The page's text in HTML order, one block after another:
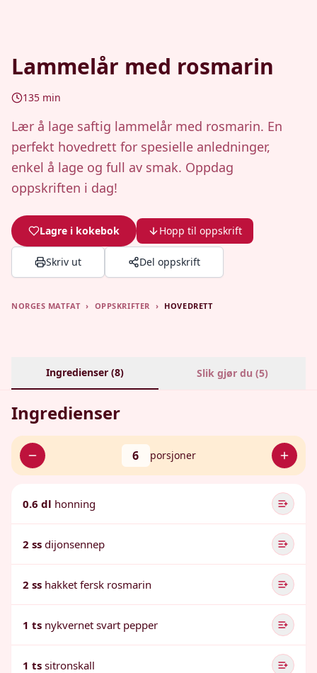
Lammelår med rosmarin
135 min
Lær å lage saftig lammelår med rosmarin. En
perfekt hovedrett for spesielle anledninger,
enkel å lage og full av smak. Oppdag
oppskriften i dag!
Lagre i kokebok Hopp til oppskrift
Skriv ut Del oppskrift
NORGES MATFAT › OPPSKRIFTER › HOVEDRETT
Ingredienser (8) Slik gjør du (5)
Ingredienser
6 porsjoner
0.6 dl honning
2 ss dijonsennep
2 ss hakket fersk rosmarin
1 ts nykvernet svart pepper
1 ts sitronskall